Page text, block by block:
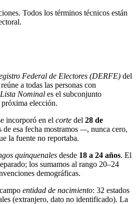
Todos los términos técnicos están
.
Federal de Electores (DERFE) del
reúne a todas las personas con
Lista Nominal es el subconjunto
elección.
incorporó en el corte del 28 de
de esa fecha mostramos —, nunca cero,
la fuente no reportaba.
quinquenales desde 18 a 24 años. El
los sumamos al rango 20–24
demográficas.
entidad de nacimiento: 32 estados
(extranjero, dato no identificado). La